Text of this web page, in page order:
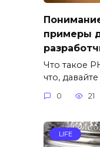
примеры
Что такое
что,
0 21
LIFE